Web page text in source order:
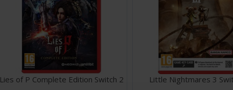
Lies of P Complete Edition Switch 2 Little Nightmares 3